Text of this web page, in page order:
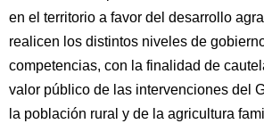
en el territorio a favor del desarrollo
realicen los distintos niveles de
competencias, con la finalidad de
valor público de las intervenciones del
la población rural y de la agricultura